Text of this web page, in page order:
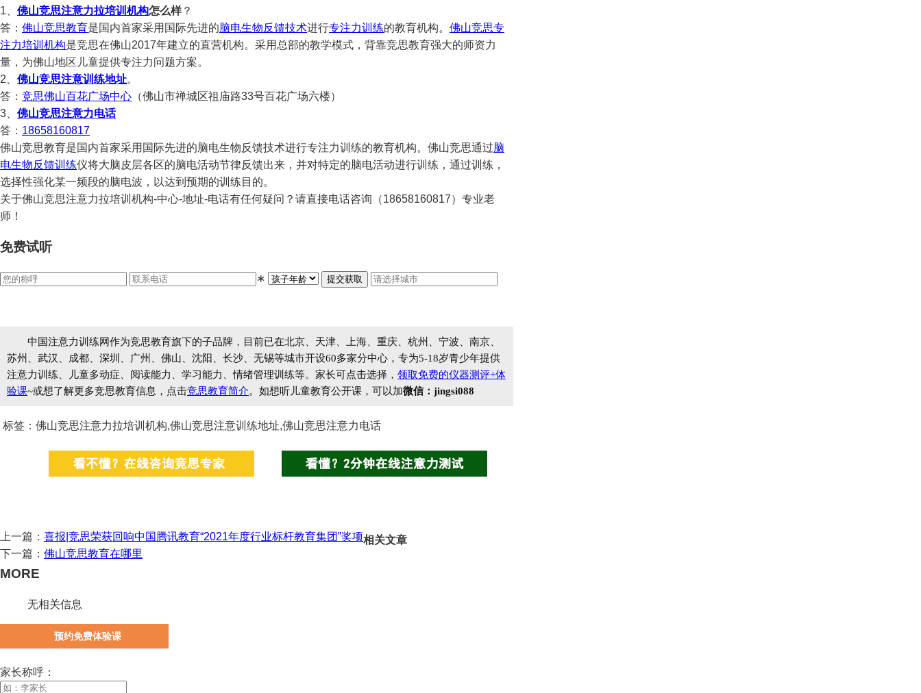
1、 佛山竞思注意力拉培训机构怎么样？
答： 佛山竞思教育是国内首家采用国际先进的脑电生物反馈技术进行专注力训练的教育机构。 佛山竞思专
注力培训机构是竞思在佛山2017年建立的直营机构。采用总部的教学模式，背靠竞思教育强大的师资力
量，为佛山地区儿童提供专注力问题方案。
2、 佛山竞思注意训练地址。
答： 竞思佛山百花广场中心 （佛山市禅城区祖庙路33号百花广场六楼）
3、 佛山竞思注意力电话
答： 18658160817
佛山竞思教育是国内首家采用国际先进的脑电生物反馈技术进行专注力训练的教育机构。佛山竞思通过脑
电生物反馈训练仪将大脑皮层各区的脑电活动节律反馈出来，并对特定的脑电活动进行训练，通过训练，
选择性强化某一频段的脑电波，以达到预期的训练目的。
关于佛山竞思注意力拉培训机构-中心-地址-电话有任何疑问？请直接电话咨询（18658160817）专业老
师！
免费试听
∗
中国注意力训练网作为竞思教育旗下的子品牌，目前已在北京、天津、上海、重庆、杭州、宁波、南京、
苏州、武汉、成都、深圳、广州、佛山、沈阳、长沙、无锡等城市开设60多家分中心，专为5-18岁青少年提供
注意力训练、儿童多动症、阅读能力、学习能力、情绪管理训练等。家长可点击选择， 领取免费的仪器测评+体
验课~或想了解更多竞思教育信息，点击竞思教育简介。如想听儿童教育公开课，可以加微信：jingsi088
标签：佛山竞思注意力拉培训机构,佛山竞思注意训练地址,佛山竞思注意力电话
上一篇： 喜报|竞思荣获回响中国腾讯教育“2021年度行业标杆教育集团”奖项
下一篇： 佛山竞思教育在哪里
相关文章
MORE
无相关信息
预约免费体验课
家长称呼：